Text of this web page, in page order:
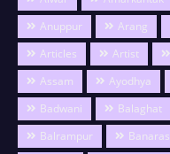
Anuppur
Arang
Articles
Artist
Assam
Ayodhya
Badwani
Balaghat
Balrampur
Banaras